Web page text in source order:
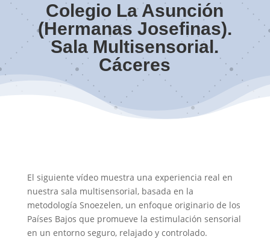
Colegio La Asunción
(Hermanas Josefinas).
Sala Multisensorial.
Cáceres
El siguiente vídeo muestra una experiencia real en
nuestra sala multisensorial, basada en la
metodología Snoezelen, un enfoque originario de los
Países Bajos que promueve la estimulación sensorial
en un entorno seguro, relajado y controlado.